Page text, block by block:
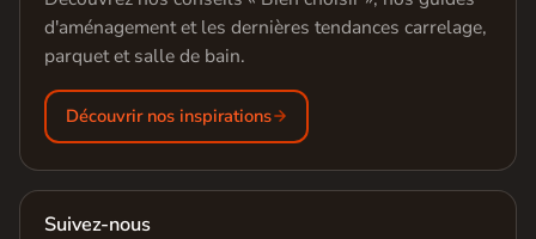
d'aménagement et les dernières tendances carrelage,
parquet et salle de bain.
Découvrir nos inspirations
Suivez-nous